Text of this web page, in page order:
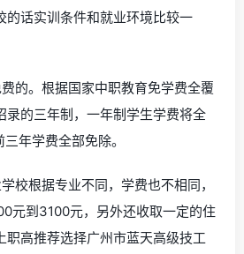
的话实训条件和就业环境比较一
的。根据国家中职教育免学费全覆
录的三年制，一年制学生学费将全
年学费全部免除。
校根据专业不同，学费也不相同，
元到3100元，另外还收取一定的住
职高推荐选择广州市蓝天高级技工